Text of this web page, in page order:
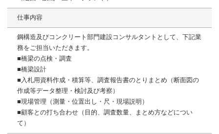
仕事内容
鋼構造及びコンクリート部門建設コンサルタントとして、下記業
務をご担当いただきます。
■橋梁の点検・調査
■橋梁設計
■入札用資料作成・積算等、調査報告書のとりまとめ（断面図の
作成等データ整理・検討及び考察）
■現場管理（測量・位置出し・尺・現場説明）
■顧客との打ち合わせ（目的、調査数量、まとめ方などについ
て）